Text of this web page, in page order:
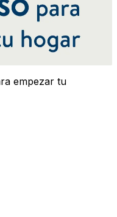
empezar tu